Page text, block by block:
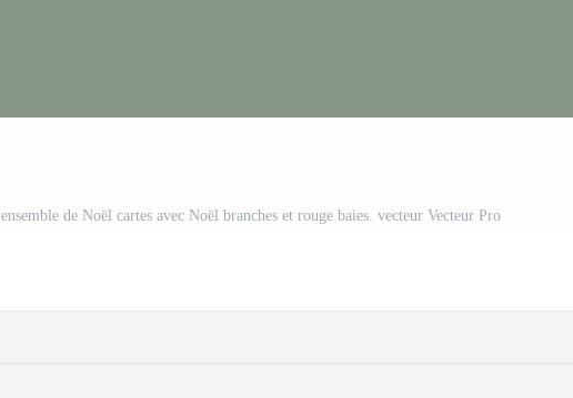
ensemble de Noël cartes avec Noël branches et rouge baies. vecteur Vecteur Pro